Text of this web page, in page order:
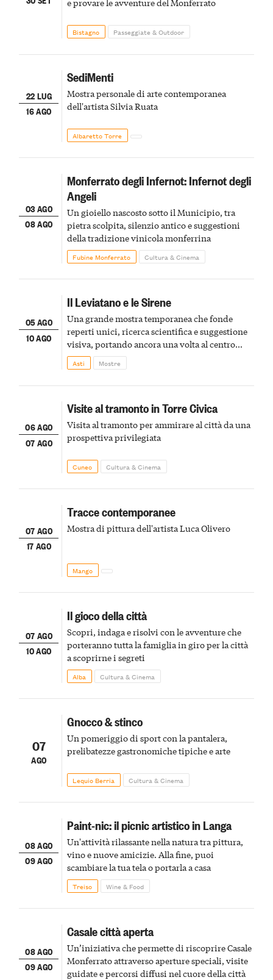
e provare le avventure del Monferrato
Bistagno Passeggiate & Outdoor
22 LUG
16 AGO
SediMenti
Mostra personale di arte contemporanea
dell'artista Silvia Ruata
Albaretto Torre
03 AGO
08 AGO
Monferrato degli Infernot: Infernot degli
Angeli
Un gioiello nascosto sotto il Municipio, tra
pietra scolpita, silenzio antico e suggestioni
della tradizione vinicola monferrina
Fubine Monferrato Cultura & Cinema
05 AGO
10 AGO
Il Leviatano e le Sirene
Una grande mostra temporanea che fonde
reperti unici, ricerca scientifica e suggestione
visiva, portando ancora una volta al centro
della scena le meraviglie del passato astigiano
Asti Mostre
06 AGO
07 AGO
Visite al tramonto in Torre Civica
Visita al tramonto per ammirare al città da una
prospettiva privilegiata
Cuneo Cultura & Cinema
07 AGO
17 AGO
Tracce contemporanee
Mostra di pittura dell'artista Luca Olivero
Mango
07 AGO
10 AGO
Il gioco della città
Scopri, indaga e risolvi con le avventure che
porteranno tutta la famiglia in giro per la città
a scoprirne i segreti
Alba Cultura & Cinema
07
AGO
Gnocco & stinco
Un pomeriggio di sport con la pantalera,
prelibatezze gastronomiche tipiche e arte
Lequio Berria Cultura & Cinema
08 AGO
09 AGO
Paint-nic: il picnic artistico in Langa
Un'attività rilassante nella natura tra pittura,
vino e nuove amicizie. Alla fine, puoi
scambiare la tua tela o portarla a casa
Treiso Wine & Food
08 AGO
09 AGO
Casale città aperta
Un’iniziativa che permette di riscoprire Casale
Monferrato attraverso aperture speciali, visite
guidate e percorsi diffusi nel cuore della città